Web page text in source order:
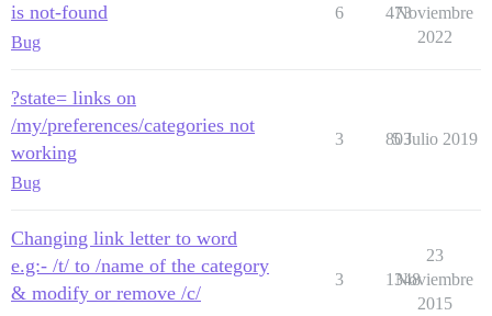
is not-found
Bug
6 473
Noviembre
2022
?state= links on
/my/preferences/categories not
working
Bug
3 803
5 Julio 2019
Changing link letter to word
e.g:- /t/ to /name of the category
& modify or remove /c/
3 1348
23
Noviembre
2015